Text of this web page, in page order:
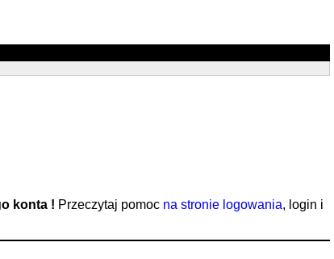
konta ! Przeczytaj pomoc na stronie logowania, login i